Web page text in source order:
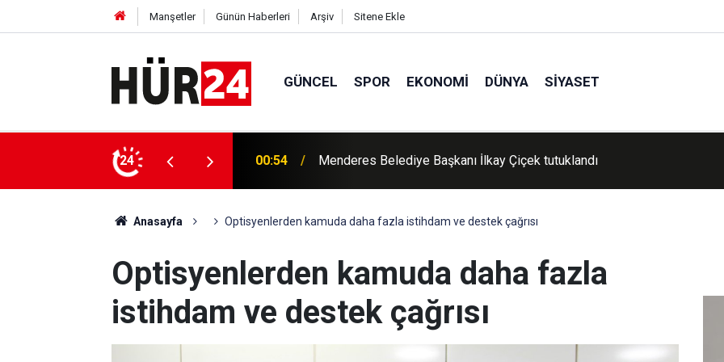
Manşetler Günün Haberleri Arşiv Sitene Ekle
GÜNCEL SPOR EKONOMI DÜNYA SIYASET
24 00:42 Erdemli'de Kur'an kursu öğrencileri piknikte buluştu
Anasayfa Optisyenlerden kamuda daha fazla istihdam ve destek çağrısı
Optisyenlerden kamuda daha fazla
istihdam ve destek çağrısı